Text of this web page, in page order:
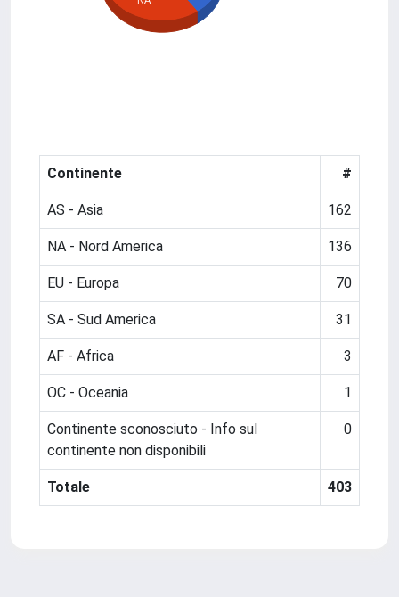
Continente #
AS - Asia 162
NA - Nord America 136
EU - Europa 70
SA - Sud America 31
AF - Africa 3
OC - Oceania 1
Continente sconosciuto - Info sul
continente non disponibili
0
Totale 403